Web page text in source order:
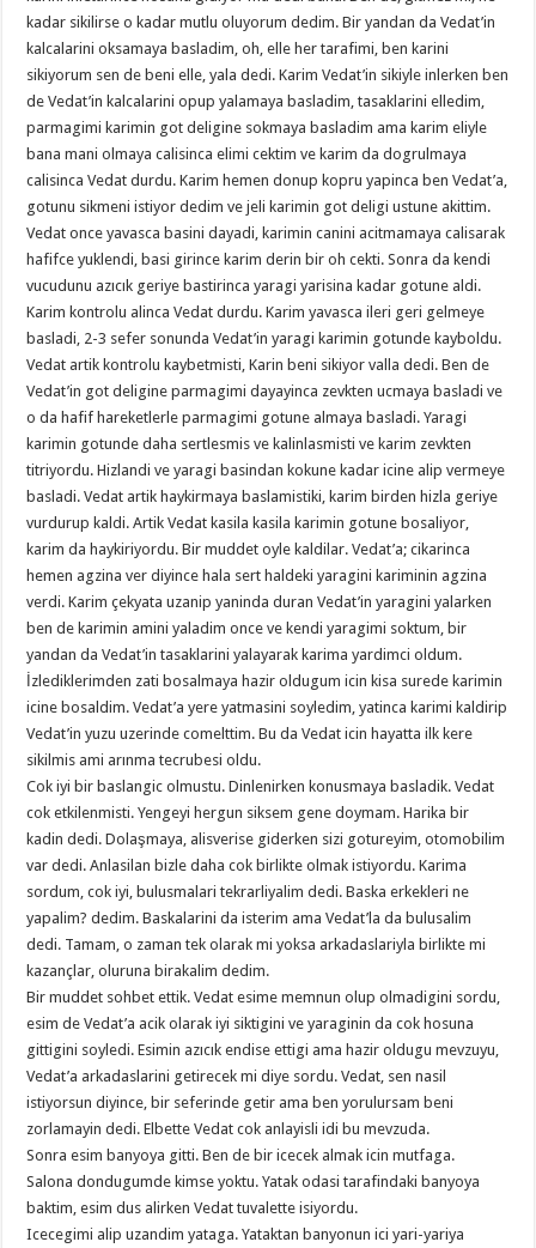
kadar sikilirse o kadar mutlu oluyorum dedim. Bir yandan da Vedat’in
kalcalarini oksamaya basladim, oh, elle her tarafimi, ben karini
sikiyorum sen de beni elle, yala dedi. Karim Vedat’in sikiyle inlerken ben
de Vedat’in kalcalarini opup yalamaya basladim, tasaklarini elledim,
parmagimi karimin got deligine sokmaya basladim ama karim eliyle
bana mani olmaya calisinca elimi cektim ve karim da dogrulmaya
calisinca Vedat durdu. Karim hemen donup kopru yapinca ben Vedat’a,
gotunu sikmeni istiyor dedim ve jeli karimin got deligi ustune akittim.
Vedat once yavasca basini dayadi, karimin canini acitmamaya calisarak
hafifce yuklendi, basi girince karim derin bir oh cekti. Sonra da kendi
vucudunu azıcık geriye bastirinca yaragi yarisina kadar gotune aldi.
Karim kontrolu alinca Vedat durdu. Karim yavasca ileri geri gelmeye
basladi, 2-3 sefer sonunda Vedat’in yaragi karimin gotunde kayboldu.
Vedat artik kontrolu kaybetmisti, Karin beni sikiyor valla dedi. Ben de
Vedat’in got deligine parmagimi dayayinca zevkten ucmaya basladi ve
o da hafif hareketlerle parmagimi gotune almaya basladi. Yaragi
karimin gotunde daha sertlesmis ve kalinlasmisti ve karim zevkten
titriyordu. Hizlandi ve yaragi basindan kokune kadar icine alip vermeye
basladi. Vedat artik haykirmaya baslamistiki, karim birden hizla geriye
vurdurup kaldi. Artik Vedat kasila kasila karimin gotune bosaliyor,
karim da haykiriyordu. Bir muddet oyle kaldilar. Vedat’a; cikarinca
hemen agzina ver diyince hala sert haldeki yaragini kariminin agzina
verdi. Karim çekyata uzanip yaninda duran Vedat’in yaragini yalarken
ben de karimin amini yaladim once ve kendi yaragimi soktum, bir
yandan da Vedat’in tasaklarini yalayarak karima yardimci oldum.
İzlediklerimden zati bosalmaya hazir oldugum icin kisa surede karimin
icine bosaldim. Vedat’a yere yatmasini soyledim, yatinca karimi kaldirip
Vedat’in yuzu uzerinde comelttim. Bu da Vedat icin hayatta ilk kere
sikilmis ami arınma tecrubesi oldu.
Cok iyi bir baslangic olmustu. Dinlenirken konusmaya basladik. Vedat
cok etkilenmisti. Yengeyi hergun siksem gene doymam. Harika bir
kadin dedi. Dolaşmaya, alisverise giderken sizi gotureyim, otomobilim
var dedi. Anlasilan bizle daha cok birlikte olmak istiyordu. Karima
sordum, cok iyi, bulusmalari tekrarliyalim dedi. Baska erkekleri ne
yapalim? dedim. Baskalarini da isterim ama Vedat’la da bulusalim
dedi. Tamam, o zaman tek olarak mi yoksa arkadaslariyla birlikte mi
kazançlar, oluruna birakalim dedim.
Bir muddet sohbet ettik. Vedat esime memnun olup olmadigini sordu,
esim de Vedat’a acik olarak iyi siktigini ve yaraginin da cok hosuna
gittigini soyledi. Esimin azıcık endise ettigi ama hazir oldugu mevzuyu,
Vedat’a arkadaslarini getirecek mi diye sordu. Vedat, sen nasil
istiyorsun diyince, bir seferinde getir ama ben yorulursam beni
zorlamayin dedi. Elbette Vedat cok anlayisli idi bu mevzuda.
Sonra esim banyoya gitti. Ben de bir icecek almak icin mutfaga.
Salona dondugumde kimse yoktu. Yatak odasi tarafindaki banyoya
baktim, esim dus alirken Vedat tuvalette isiyordu.
Icecegimi alip uzandim yataga. Yataktan banyonun ici yari-yariya